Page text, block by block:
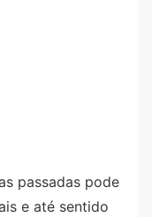
passadas pode
e até sentido